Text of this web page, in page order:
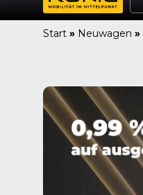
Start » Neuwagen »